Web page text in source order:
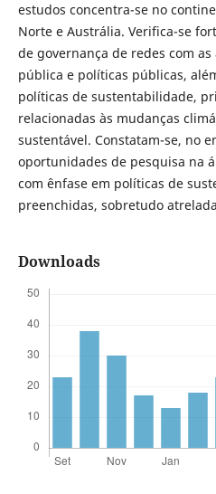
estudos concentra-se no
Norte e Austrália. Verifica-se
de governança de redes com
pública e políticas públicas,
políticas de sustentabilidade,
relacionadas às mudanças
sustentável. Constatam-se, no
oportunidades de pesquisa na
com ênfase em políticas de
preenchidas, sobretudo
Downloads